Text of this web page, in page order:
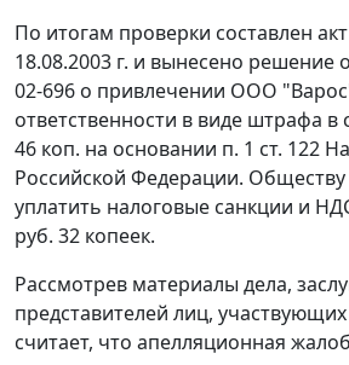
По итогам проверки составлен
18.08.2003 г. и вынесено решение
02-696 о привлечении ООО
ответственности в виде штрафа в
46 коп. на основании п. 1 ст. 122
Российской Федерации.
уплатить налоговые санкции и
руб. 32 копеек.
Рассмотрев материалы дела,
представителей лиц, участвующих
считает, что апелляционная